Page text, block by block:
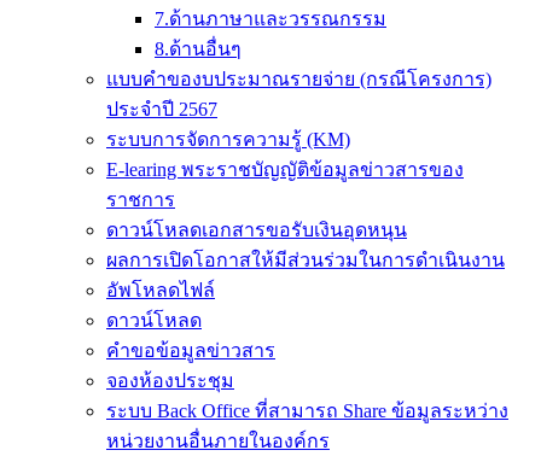
7.ด้านภาษาและวรรณกรรม
8.ด้านอื่นๆ
แบบคำของบประมาณรายจ่าย (กรณีโครงการ)
ประจำปี 2567
ระบบการจัดการความรู้ (KM)
E-learing พระราชบัญญัติข้อมูลข่าวสารของ
ราชการ
ดาวน์โหลดเอกสารขอรับเงินอุดหนุน
ผลการเปิดโอกาสให้มีส่วนร่วมในการดำเนินงาน
อัพโหลดไฟล์
ดาวน์โหลด
คำขอข้อมูลข่าวสาร
จองห้องประชุม
ระบบ Back Office ที่สามารถ Share ข้อมูลระหว่าง
หน่วยงานอื่นภายในองค์กร